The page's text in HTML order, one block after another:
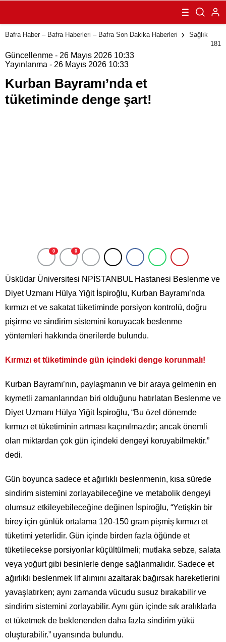
tüketiminde
denge şart!
Bafra Haber – Bafra Haberleri – Bafra Son Dakika Haberleri
Sağlık
181
Güncellenme - 26 Mayıs 2026 10:33
Yayınlanma - 26 Mayıs 2026 10:33
Kurban Bayramı’nda et
tüketiminde denge şart!
0 0
Üsküdar Üniversitesi NPİSTANBUL Hastanesi Beslenme ve
Diyet Uzmanı Hülya Yiğit İspiroğlu, Kurban Bayramı’nda
kırmızı et ve sakatat tüketiminde porsiyon kontrolü, doğru
pişirme ve sindirim sistemini koruyacak beslenme
yöntemleri hakkında önerilerde bulundu.
Kırmızı et tüketiminde gün içindeki denge korunmalı!
Kurban Bayramı’nın, paylaşmanın ve bir araya gelmenin en
kıymetli zamanlarından biri olduğunu hatırlatan Beslenme ve
Diyet Uzmanı Hülya Yiğit İspiroğlu, “Bu özel dönemde
kırmızı et tüketiminin artması kaçınılmazdır; ancak önemli
olan miktardan çok gün içindeki dengeyi koruyabilmektir.”
dedi.
Gün boyunca sadece et ağırlıklı beslenmenin, kısa sürede
sindirim sistemini zorlayabileceğine ve metabolik dengeyi
olumsuz etkileyebileceğine değinen İspiroğlu, “Yetişkin bir
birey için günlük ortalama 120-150 gram pişmiş kırmızı et
tüketimi yeterlidir. Gün içinde birden fazla öğünde et
tüketilecekse porsiyonlar küçültülmeli; mutlaka sebze, salata
veya yoğurt gibi besinlerle denge sağlanmalıdır. Sadece et
ağırlıklı beslenmek lif alımını azaltarak bağırsak hareketlerini
yavaşlatırken; aynı zamanda vücudu susuz bırakabilir ve
sindirim sistemini zorlayabilir. Aynı gün içinde sık aralıklarla
et tüketmek de beklenenden daha fazla sindirim yükü
oluşturabilir.” uyarısında bulundu.